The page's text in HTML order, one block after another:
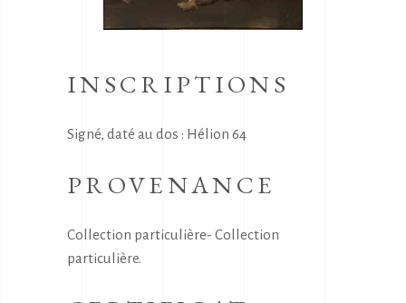
INSCRIPTIONS
Signé, daté au dos : Hélion 64
PROVENANCE
Collection particulière- Collection
particulière.